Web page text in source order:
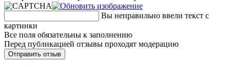
Вы неправильно ввели текст с
картинки
Все поля обязательны к заполнению
Перед публикацией отзывы проходят модерацию